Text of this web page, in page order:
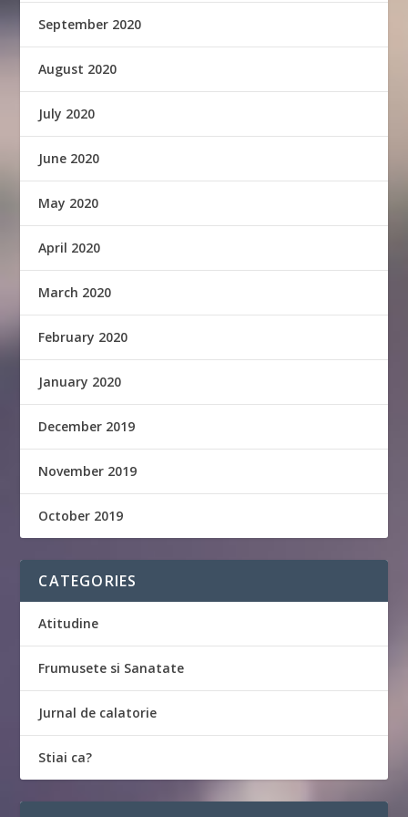
September 2020
August 2020
July 2020
June 2020
May 2020
April 2020
March 2020
February 2020
January 2020
December 2019
November 2019
October 2019
CATEGORIES
Atitudine
Frumusete si Sanatate
Jurnal de calatorie
Stiai ca?